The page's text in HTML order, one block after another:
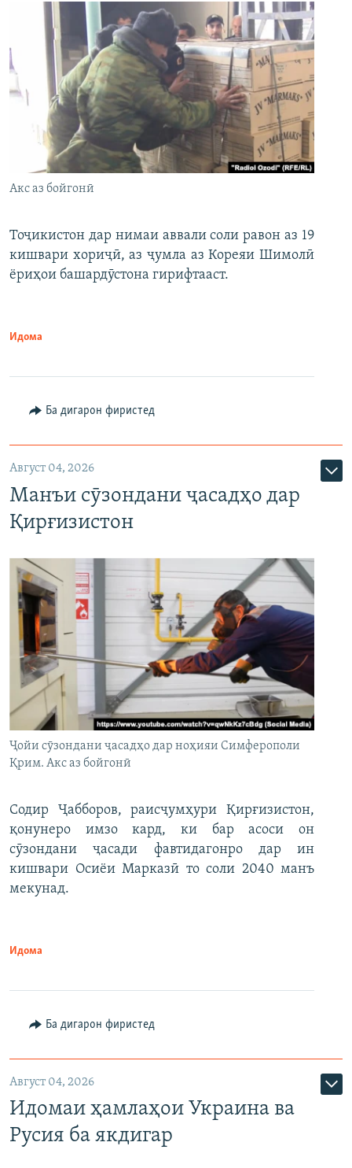
Акс аз бойгонӣ
Тоҷикистон дар нимаи аввали соли равон аз 19
кишвари хориҷӣ, аз ҷумла аз Кореяи Шимолӣ
ёриҳои башардӯстона гирифтааст.
Идома
Ба дигарон фиристед
Август 04, 2026
Манъи сӯзондани ҷасадҳо дар
Қирғизистон
Ҷойи сӯзондани ҷасадҳо дар ноҳияи Симферополи
Қрим. Акс аз бойгонӣ
Содир Ҷабборов, раисҷумҳури Қирғизистон,
қонунеро имзо кард, ки бар асоси он
сӯзондани ҷасади фавтидагонро дар ин
кишвари Осиёи Марказӣ то соли 2040 манъ
мекунад.
Идома
Ба дигарон фиристед
Август 04, 2026
Идомаи ҳамлаҳои Украина ва
Русия ба якдигар